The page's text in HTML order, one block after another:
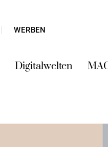
WERBEN
Digitalwelten